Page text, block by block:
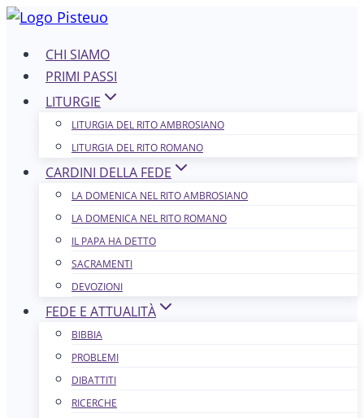
Salta
contenutoCHI SIAMO
PRIMI PASSI
LITURGIE
LITURGIA DEL RITO AMBROSIANO
LITURGIA DEL RITO ROMANO
CARDINI DELLA FEDE
LA DOMENICA NEL R​​​​​​ITO AMBROSIANO
LA DOMENICA NEL RITO ROMANO
IL PAPA HA DETTO
SACRAMENTI
DEVOZIONI
FEDE E ATTUALITÀ
BIBBIA
PROBLEMI
DIBATTITI
RICERCHE